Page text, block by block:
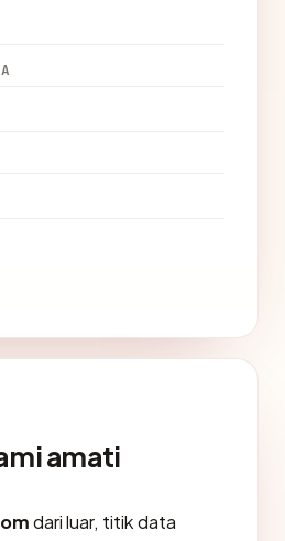
amati
dari luar, titik data